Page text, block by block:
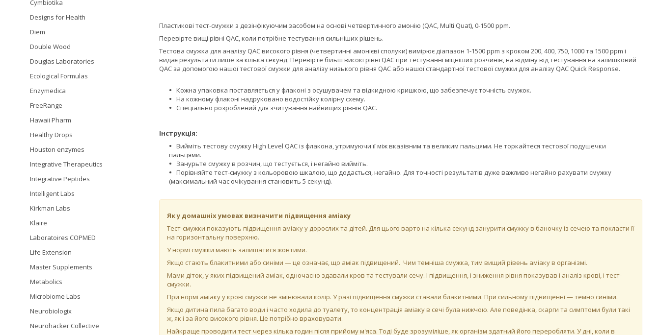
Пластикові тест-смужки з дезінфікуючим засобом на основі четвертинного амонію (QAC, Multi Quat), 0-1500 ppm.
Перевірте вищі рівні QAC, коли потрібне тестування сильніших рішень.
Тестова смужка для аналізу QAC високого рівня (четвертинні амонієві сполуки) вимірює діапазон 1-1500 ppm з кроком 200, 400, 750, 1000 та 1500 ppm і
видає результати лише за кілька секунд. Перевірте більш високі рівні QAC при тестуванні міцніших розчинів, на відміну від тестування на залишковий
QAC за допомогою нашої тестової смужки для аналізу низького рівня QAC або нашої стандартної тестової смужки для аналізу QAC Quick Response.
Кожна упаковка поставляється у флаконі з осушувачем та відкидною кришкою, що забезпечує точність смужок.
На кожному флаконі надруковано водостійку колірну схему.
Спеціально розроблений для зчитування найвищих рівнів QAC.
Інструкція:
Вийміть тестову смужку High Level QAC із флакона, утримуючи її між вказівним та великим пальцями. Не торкайтеся тестової подушечки
пальцями.
Занурьте смужку в розчин, що тестується, і негайно вийміть.
Порівняйте тест-смужку з кольоровою шкалою, що додається, негайно. Для точності результатів дуже важливо негайно рахувати смужку
(максимальний час очікування становить 5 секунд).
Як у домашніх умовах визначити підвищення аміаку
Тест-смужки показують підвищення аміаку у дорослих та дітей. Для цього варто на кілька секунд занурити смужку в баночку із сечею та покласти її
на горизонтальну поверхню.
У нормі смужки мають залишатися жовтими.
Якщо стають блакитними або синіми — це означає, що аміак підвищений. Чим темніша смужка, тим вищий рівень аміаку в організмі.
Мами діток, у яких підвищений аміак, одночасно здавали кров та тестували сечу. І підвищення, і зниження рівня показував і аналіз крові, і тест-
смужки.
При нормі аміаку у крові смужки не змінювали колір. У разі підвищення смужки ставали блакитними. При сильному підвищенні — темно синіми.
Якщо дитина пила багато води і часто ходила до туалету, то концентрація аміаку в сечі була нижчою. Але поведінка, скарги та симптоми були такі
ж, як і за його високого рівня. Це потрібно враховувати.
Найкраще проводити тест через кілька годин після прийому м'яса. Тоді буде зрозуміліше, як організм здатний його переробляти. У дні, коли в
Cymbiotika
Designs for Health
Diem
Double Wood
Douglas Laboratories
Ecological Formulas
Enzymedica
FreeRange
Hawaii Pharm
Healthy Drops
Houston enzymes
Integrative Therapeutics
Integrative Peptides
Intelligent Labs
Kirkman Labs
Klaire
Laboratoires COPMED
Life Extension
Master Supplements
Metabolics
Microbiome Labs
Neurobiologix
Neurohacker Collective